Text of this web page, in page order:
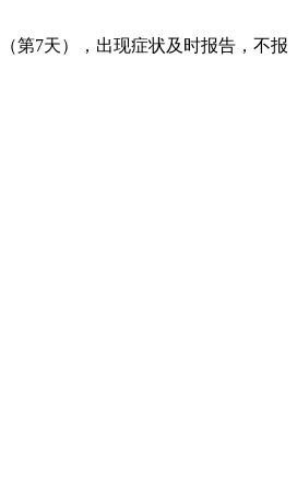
第7天），出现症状及时报告，不报